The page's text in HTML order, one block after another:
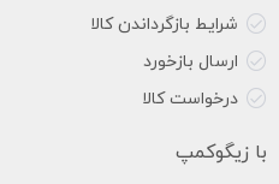
شرایط بازگرداندن کالا
ارسال بازخورد
درخواست کالا
با زیگوکمپ